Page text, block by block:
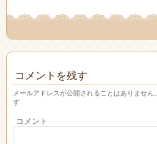
コメントを残す
メールアドレスが公開されることはありません。
す
コメント